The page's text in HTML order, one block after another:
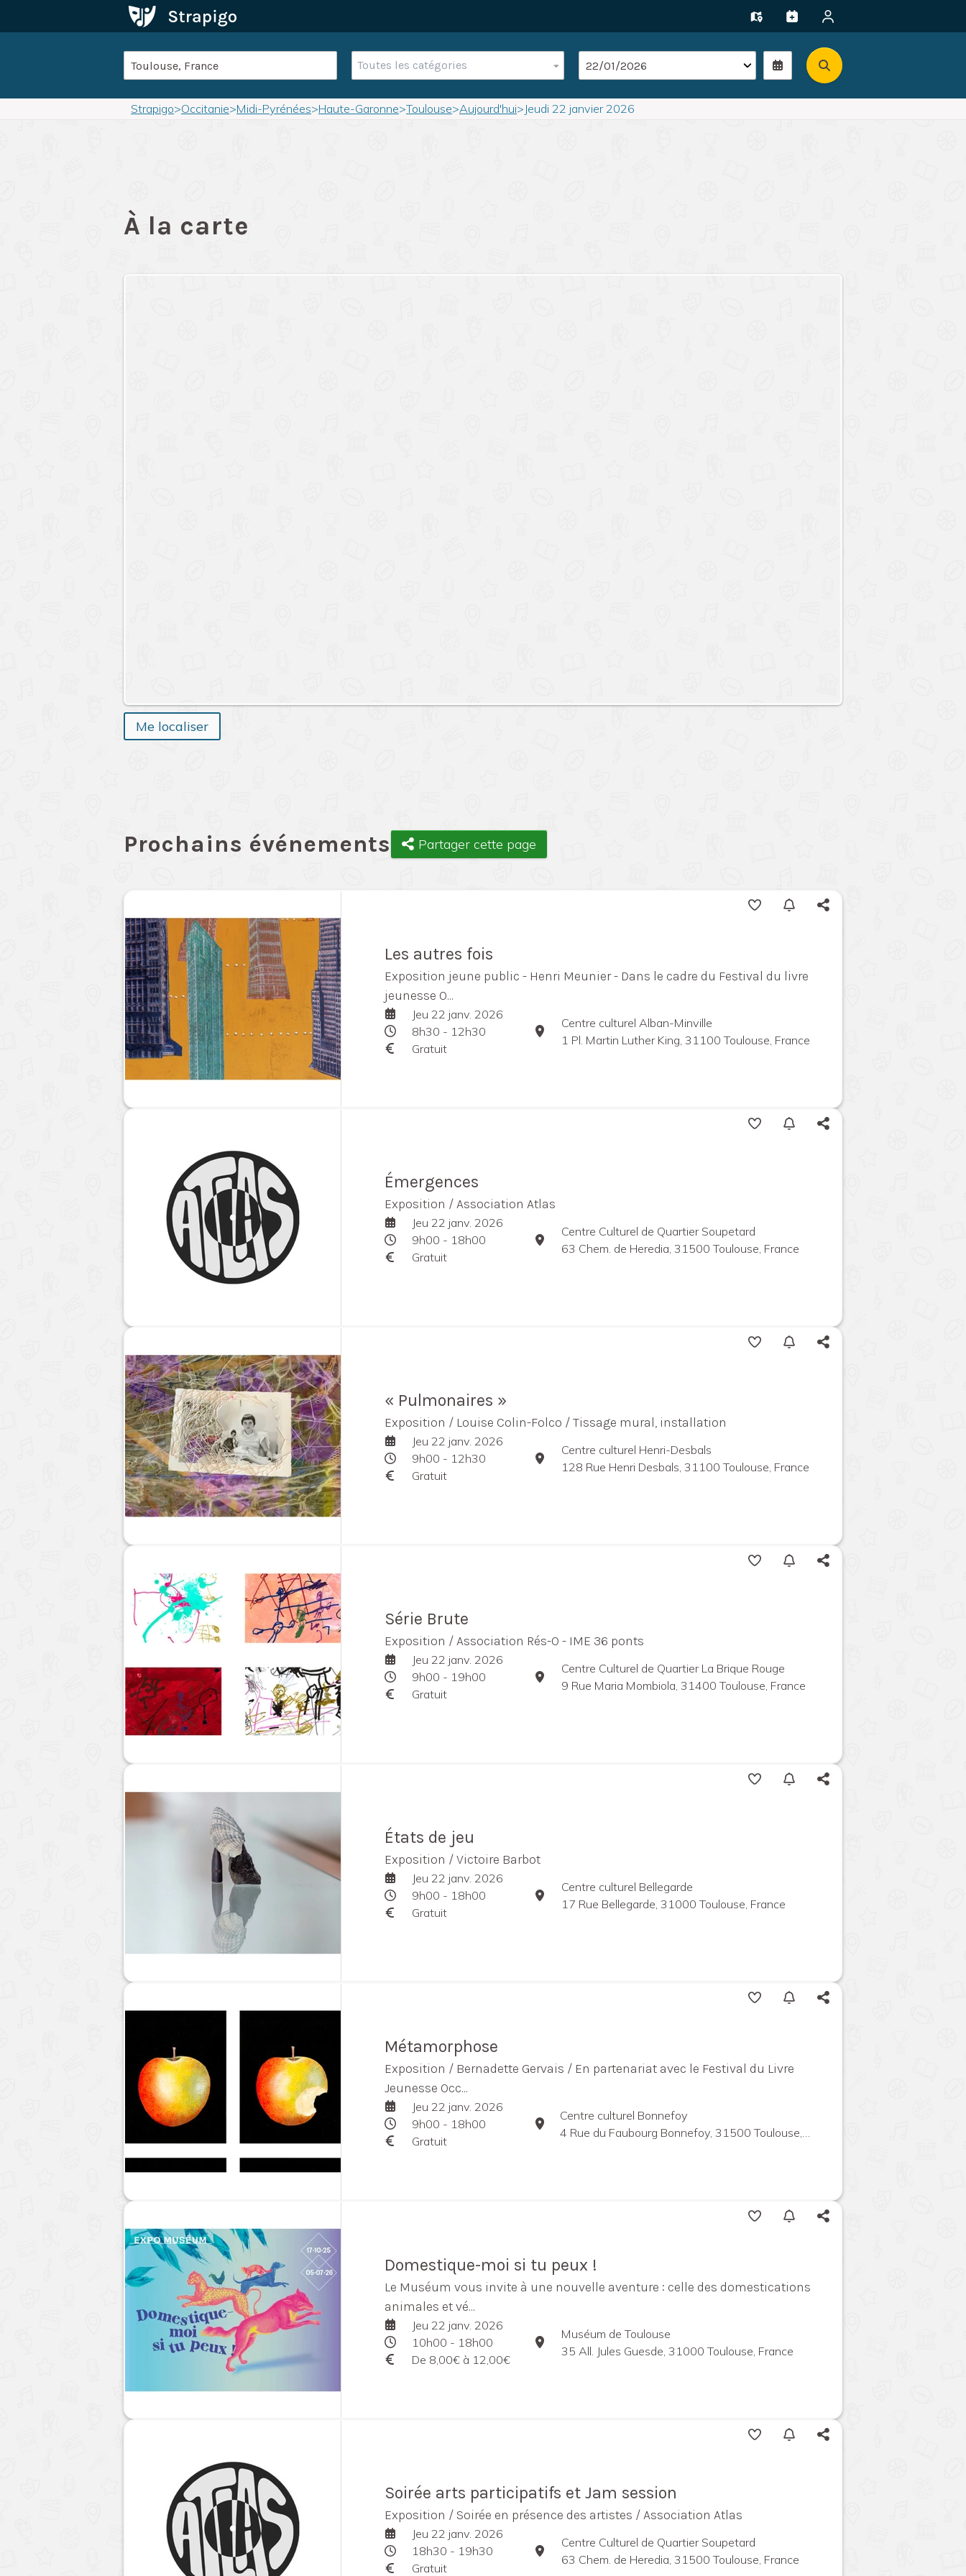
Toutes les catégories
Strapigo>Occitanie>Midi-Pyrénées>Haute-Garonne>Toulouse>Aujourd'hui> Jeudi 22 janvier 2026
À la carte
Me localiser
Prochains événements Partager cette page
Les autres fois
Exposition jeune public - Henri Meunier - Dans le cadre du Festival du livre
jeunesse O...
Jeu 22 janv. 2026
8h30 - 12h30
Gratuit
Centre culturel Alban-Minville
1 Pl. Martin Luther King, 31100 Toulouse, France
Émergences
Exposition / Association Atlas
Jeu 22 janv. 2026
9h00 - 18h00
Gratuit
Centre Culturel de Quartier Soupetard
63 Chem. de Heredia, 31500 Toulouse, France
« Pulmonaires »
Exposition / Louise Colin-Folco / Tissage mural, installation
Jeu 22 janv. 2026
9h00 - 12h30
Gratuit
Centre culturel Henri-Desbals
128 Rue Henri Desbals, 31100 Toulouse, France
Série Brute
Exposition / Association Rés-O - IME 36 ponts
Jeu 22 janv. 2026
9h00 - 19h00
Gratuit
Centre Culturel de Quartier La Brique Rouge
9 Rue Maria Mombiola, 31400 Toulouse, France
États de jeu
Exposition / Victoire Barbot
Jeu 22 janv. 2026
9h00 - 18h00
Gratuit
Centre culturel Bellegarde
17 Rue Bellegarde, 31000 Toulouse, France
Métamorphose
Exposition / Bernadette Gervais / En partenariat avec le Festival du Livre
Jeunesse Occ...
Jeu 22 janv. 2026
9h00 - 18h00
Gratuit
Centre culturel Bonnefoy
4 Rue du Faubourg Bonnefoy, 31500 Toulouse, France
Domestique-moi si tu peux !
Le Muséum vous invite à une nouvelle aventure : celle des domestications
animales et vé...
Jeu 22 janv. 2026
10h00 - 18h00
De 8,00€ à 12,00€
Muséum de Toulouse
35 All. Jules Guesde, 31000 Toulouse, France
Soirée arts participatifs et Jam session
Exposition / Soirée en présence des artistes / Association Atlas
Jeu 22 janv. 2026
18h30 - 19h30
Gratuit
Centre Culturel de Quartier Soupetard
63 Chem. de Heredia, 31500 Toulouse, France